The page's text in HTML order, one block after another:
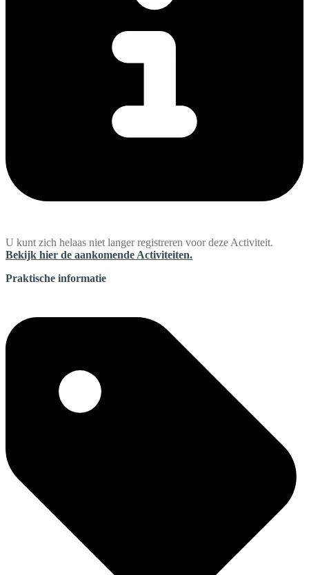
U kunt zich helaas niet langer registreren voor deze Activiteit.
Bekijk hier de aankomende Activiteiten.
Praktische informatie